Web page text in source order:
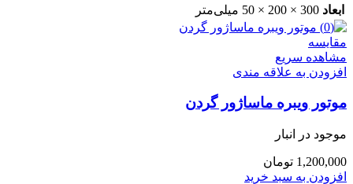
ابعاد 300 × 200 × 50 میلی‌متر
مقایسه
مشاهده سریع
افزودن به علاقه مندی
موتور ویبره ماساژور گردن
موجود در انبار
1,200,000 تومان
افزودن به سبد خرید